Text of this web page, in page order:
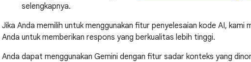
selengkapnya.
Jika Anda memilih untuk menggunakan fitur penyelesaian kode AI,
Anda untuk memberikan respons yang berkualitas lebih tinggi.
Anda dapat menggunakan Gemini dengan fitur sadar konteks yang